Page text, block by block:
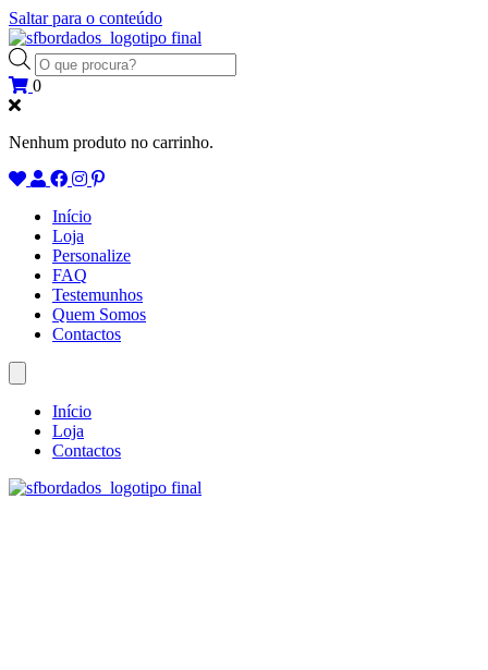
Saltar para o conteúdo
Products
search
0
Nenhum produto no carrinho.
Início
Loja
Personalize
FAQ
Testemunhos
Quem Somos
Contactos
Início
Loja
Contactos